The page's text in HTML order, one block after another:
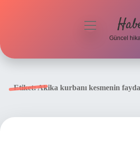
menüyü
Güncel
Etiket:Akika kurbanı kesmenin